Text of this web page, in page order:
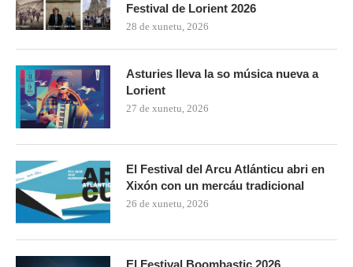
Festival de Lorient 2026
28 de xunetu, 2026
Asturies lleva la so música nueva a
Lorient
27 de xunetu, 2026
El Festival del Arcu Atlánticu abri en
Xixón con un mercáu tradicional
26 de xunetu, 2026
El Festival Boombastic 2026